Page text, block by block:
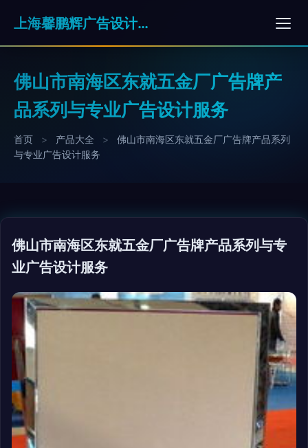
上海馨鹏辉广告设计有限公司
佛山市南海区东就五金厂广告牌产
品系列与专业广告设计服务
首页 > 产品大全 >
佛山市南海区东就五金厂广告牌产品系列
与专业广告设计服务
佛山市南海区东就五金厂广告牌产品系列与专
业广告设计服务